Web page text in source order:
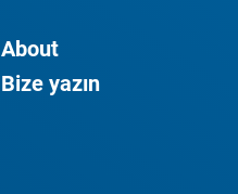
About
Bize yazın